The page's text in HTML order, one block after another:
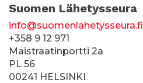
Suomen Lähetysseura
info@suomenlahetysseura.fi
+358 9 12 971
Maistraatinportti 2a
PL 56
00241 HELSINKI